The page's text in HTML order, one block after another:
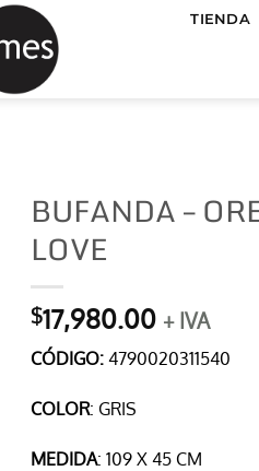
TIENDA
BUFANDA –
LOVE
$17,980.00 + IVA
CÓDIGO: 4790020311540
COLOR: GRIS
MEDIDA: 109 X 45 CM